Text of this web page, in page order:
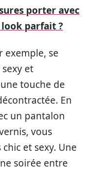
porter avec
parfait ?
exemple, se
et
touche de
En
un pantalon
vous
et sexy. Une
soirée entre